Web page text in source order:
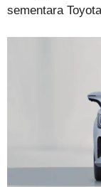
sementara